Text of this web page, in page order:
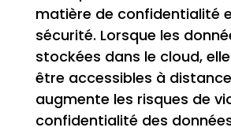
matière de confidentialité
sécurité. Lorsque les
stockées dans le cloud,
être accessibles à
augmente les risques de
confidentialité des